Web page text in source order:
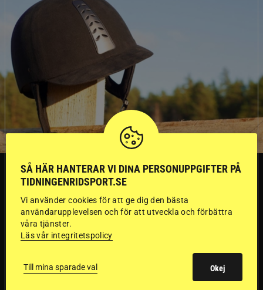
SVERIGE
Dyraste
ridhjälmarna blev
sämst i test
SÅ HÄR HANTERAR VI DINA PERSONUPPGIFTER PÅ
TIDNINGENRIDSPORT.SE
Vi använder cookies för att ge dig den bästa
användarupplevelsen och för att utveckla och förbättra
våra tjänster.
Läs vår integritetspolicy
Till mina sparade val Okej